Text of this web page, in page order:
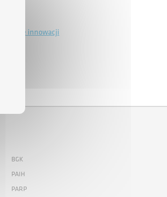
Wsparcie innowacji
BGK
PAIH
PARP